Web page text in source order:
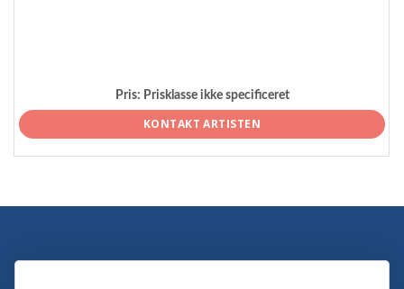
Pris: Prisklasse ikke specificeret
KONTAKT ARTISTEN